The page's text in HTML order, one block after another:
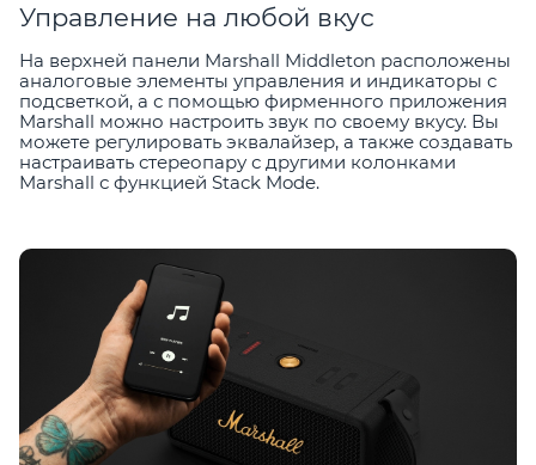
Управление на любой вкус
На верхней панели Marshall Middleton расположены
аналоговые элементы управления и индикаторы с
подсветкой, а с помощью фирменного приложения
Marshall можно настроить звук по своему вкусу. Вы
можете регулировать эквалайзер, а также создавать
настраивать стереопару с другими колонками
Marshall с функцией Stack Mode.